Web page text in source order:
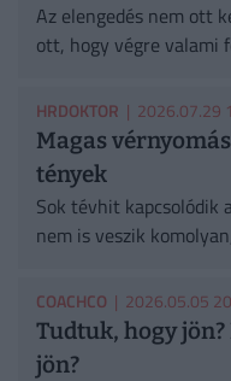
Az elengedés nem ott
ott, hogy végre valami
HRDOKTOR | 2026.07.29
Magas
tények
Sok tévhit kapcsolódik
nem is veszik
COACHCO | 2026.05.05
Tudtuk, hogy
jön?